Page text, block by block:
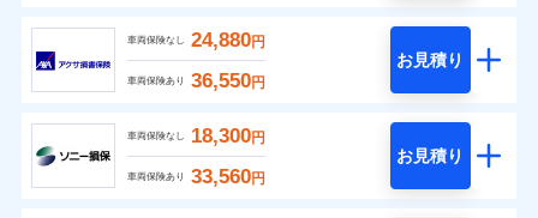
車両保険なし 24,880円
車両保険あり 36,550円
お見積り
車両保険なし 18,300円
車両保険あり 33,560円
お見積り